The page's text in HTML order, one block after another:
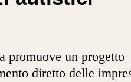
promuove un progetto
diretto delle